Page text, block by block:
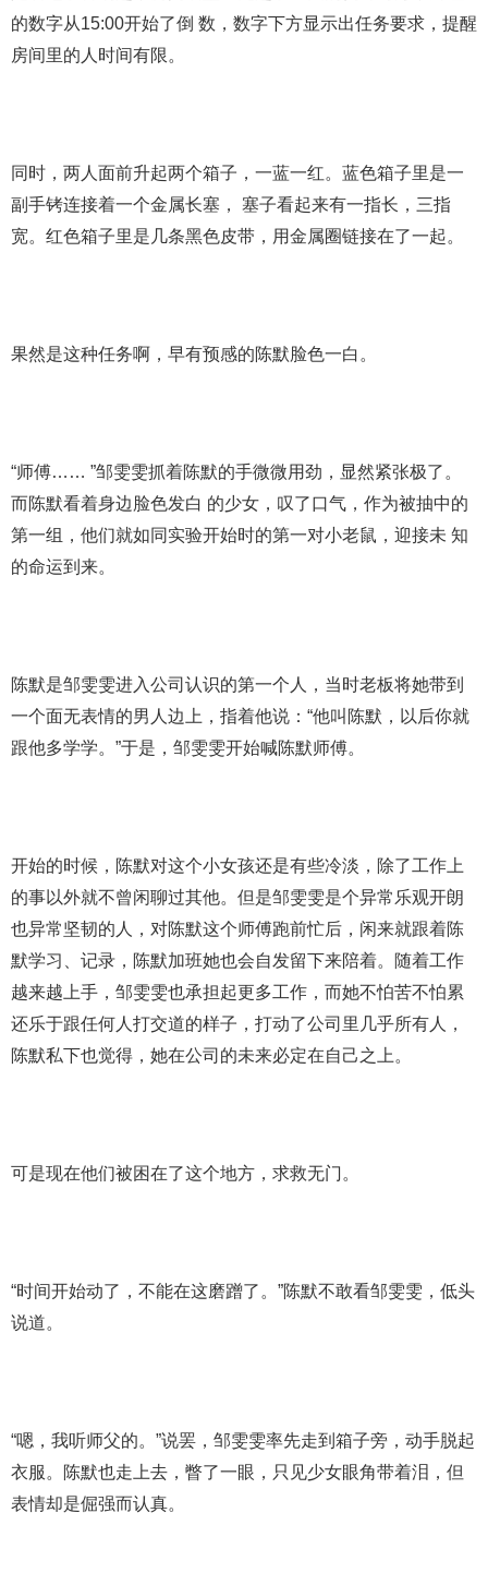
的数字从15:00开始了倒 数，数字下方显示出任务要求，提醒
房间里的人时间有限。
同时，两人面前升起两个箱子，一蓝一红。蓝色箱子里是一
副手铐连接着一个金属长塞， 塞子看起来有一指长，三指
宽。红色箱子里是几条黑色皮带，用金属圈链接在了一起。
果然是这种任务啊，早有预感的陈默脸色一白。
“师傅…… ”邹雯雯抓着陈默的手微微用劲，显然紧张极了。
而陈默看着身边脸色发白 的少女，叹了口气，作为被抽中的
第一组，他们就如同实验开始时的第一对小老鼠，迎接未 知
的命运到来。
陈默是邹雯雯进入公司认识的第一个人，当时老板将她带到
一个面无表情的男人边上，指着他说：“他叫陈默，以后你就
跟他多学学。”于是，邹雯雯开始喊陈默师傅。
开始的时候，陈默对这个小女孩还是有些冷淡，除了工作上
的事以外就不曾闲聊过其他。但是邹雯雯是个异常乐观开朗
也异常坚韧的人，对陈默这个师傅跑前忙后，闲来就跟着陈
默学习、记录，陈默加班她也会自发留下来陪着。随着工作
越来越上手，邹雯雯也承担起更多工作，而她不怕苦不怕累
还乐于跟任何人打交道的样子，打动了公司里几乎所有人，
陈默私下也觉得，她在公司的未来必定在自己之上。
可是现在他们被困在了这个地方，求救无门。
“时间开始动了，不能在这磨蹭了。”陈默不敢看邹雯雯，低头
说道。
“嗯，我听师父的。”说罢，邹雯雯率先走到箱子旁，动手脱起
衣服。陈默也走上去，瞥了一眼，只见少女眼角带着泪，但
表情却是倔强而认真。